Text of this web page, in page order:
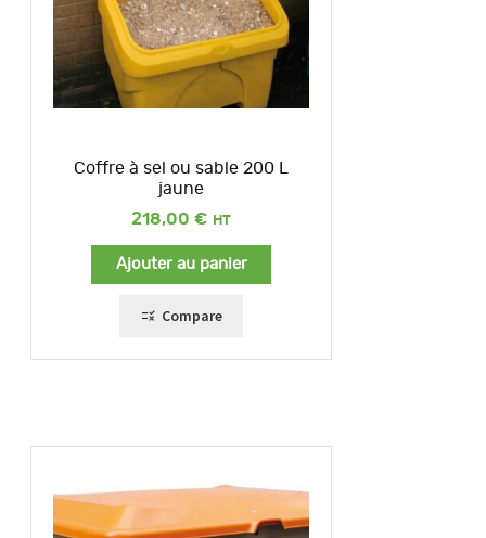
Coffre à sel ou sable 200 L
jaune
218,00 €
Ajouter au panier
Compare